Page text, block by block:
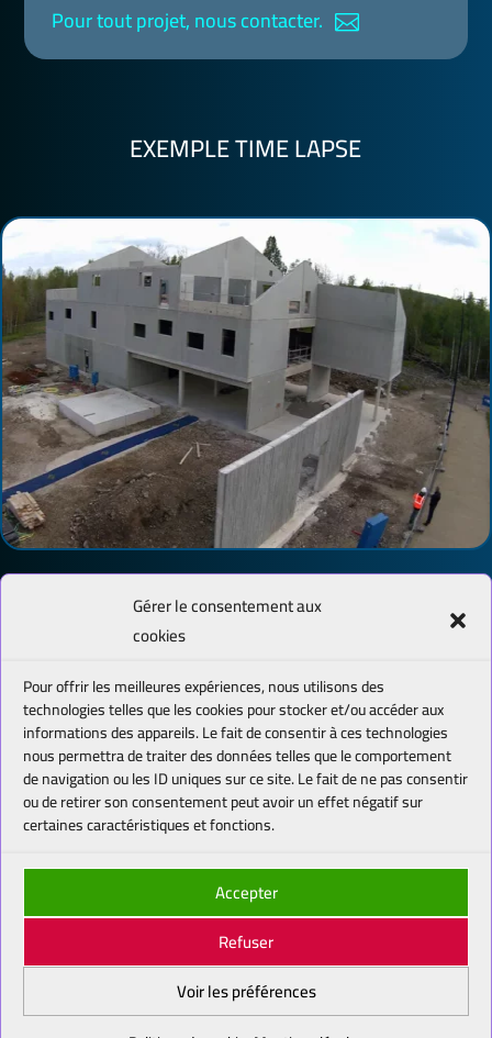
Gérer le consentement aux
cookies
Pour offrir les meilleures expériences, nous utilisons des
technologies telles que les cookies pour stocker et/ou accéder aux
informations des appareils. Le fait de consentir à ces technologies
nous permettra de traiter des données telles que le comportement
de navigation ou les ID uniques sur ce site. Le fait de ne pas consentir
ou de retirer son consentement peut avoir un effet négatif sur
certaines caractéristiques et fonctions.
Accepter
Refuser
Voir les préférences
Pour tout projet, nous contacter.
EXEMPLE TIME LAPSE
2 3
HAUT DE PAGE
Réalisation : Pôle Communication d'OMEGA
Énergies & Services - 57360 Amnéville-les-Thermes
- ©2024-2026 Tous droits réservés |Mentions